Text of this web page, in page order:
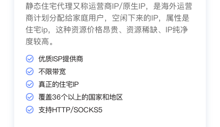
静态住宅代理又称运营商IP/原生IP，是海外运营
商计划分配给家庭用户，空闲下来的IP，属性是
住宅ip，这种资源价格昂贵、资源稀缺、IP纯净
度较高。
优质ISP提供商
不限带宽
真正的住宅IP
覆盖36个以上的国家和地区
支持HTTP/SOCKS5